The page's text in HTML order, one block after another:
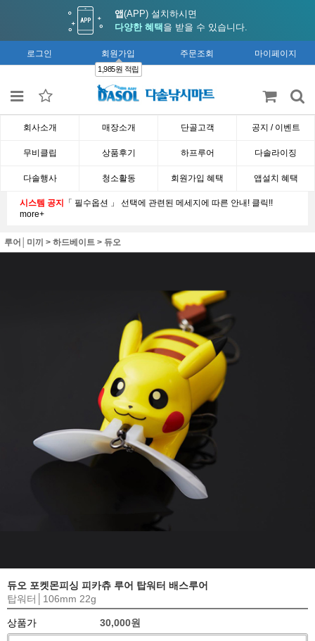
앱(APP) 설치하시면
다양한 혜택 을 받을 수 있습니다.
로그인 회원가입
1,985원 적립
주문조회 마이페이지
회사소개 매장소개 단골고객 공지 / 이벤트
무비클립 상품후기 하프루어 다솔라이징
다솔행사 청소활동 회원가입 혜택 앱설치 혜택
시스템 공지 「 필수옵션 」 선택에 관련된 메세지에 따른 안내! 클릭!!
more+
루어│미끼 > 하드베이트 > 듀오
듀오 포켓몬피싱 피카츄 루어 탑워터 배스루어
탑워터│106mm 22g
상품가 30,000원